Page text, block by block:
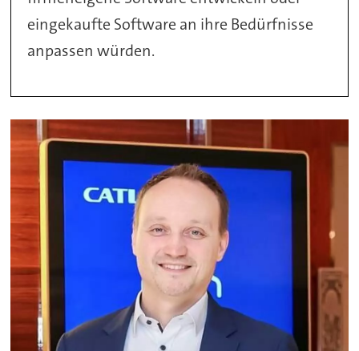
eingekaufte Software an ihre Bedürfnisse
anpassen würden.